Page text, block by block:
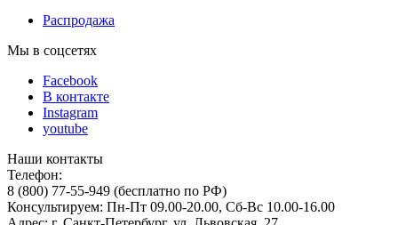
Распродажа
Мы в соцсетях
Facebook
В контакте
Instagram
youtube
Наши контакты
Телефон:
8 (800) 77-55-949 (бесплатно по РФ)
Консультируем: Пн-Пт 09.00-20.00, Сб-Вс 10.00-16.00